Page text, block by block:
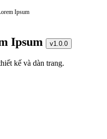
Ipsum
Ipsum v1.0.0
kế và dàn trang.